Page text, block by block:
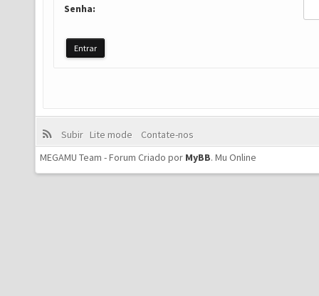
Senha:
Subir Lite mode
Contate-nos
MEGAMU Team - Forum Criado por MyBB. Mu Online